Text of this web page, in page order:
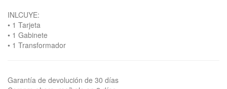
INLCUYE:
• 1 Tarjeta
• 1 Gabinete
• 1 Transformador
Garantía de devolución de 30 días